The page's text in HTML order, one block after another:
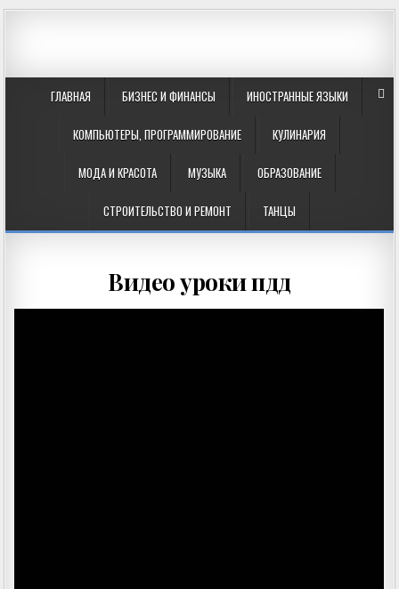
ГЛАВНАЯ БИЗНЕС И ФИНАНСЫ ИНОСТРАННЫЕ ЯЗЫКИ
КОМПЬЮТЕРЫ, ПРОГРАММИРОВАНИЕ КУЛИНАРИЯ
МОДА И КРАСОТА МУЗЫКА ОБРАЗОВАНИЕ
СТРОИТЕЛЬСТВО И РЕМОНТ ТАНЦЫ
Видео уроки пдд